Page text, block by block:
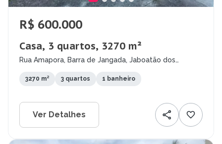
R$ 600.000
Casa, 3 quartos, 3270 m²
Rua Amapora, Barra de Jangada, Jaboatão dos
3270 m² 3 quartos 1 banheiro
Ver Detalhes